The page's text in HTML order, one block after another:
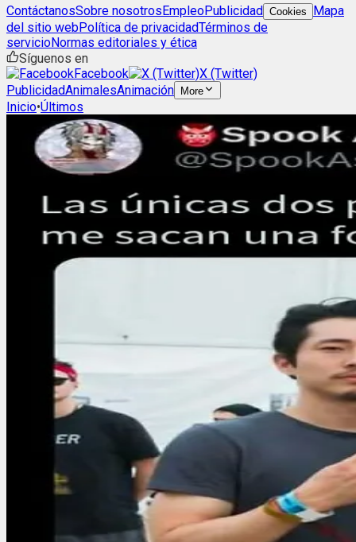
ContáctanosSobre nosotrosEmpleoPublicidad Cookies
Mapa
del sitio webPolítica de privacidadTérminos de
servicioNormas editoriales y ética
Síguenos en
Facebook
X (Twitter)
PublicidadAnimalesAnimación More
Inicio•Últimos